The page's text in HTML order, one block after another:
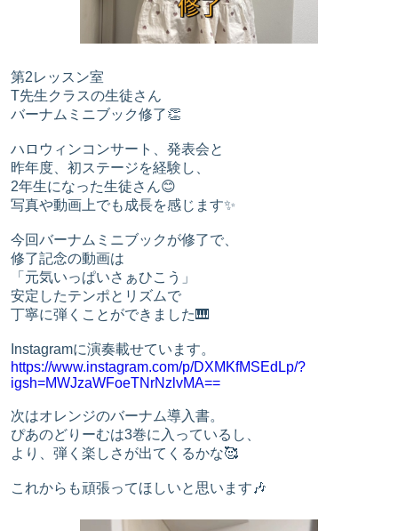
第2レッスン室
T先生クラスの生徒さん
バーナムミニブック修了👏
ハロウィンコンサート、発表会と
昨年度、初ステージを経験し、
2年生になった生徒さん😊
写真や動画上でも成長を感じます✨
今回バーナムミニブックが修了で、
修了記念の動画は
「元気いっぱいさぁひこう」
安定したテンポとリズムで
丁寧に弾くことができました🎹
Instagramに演奏載せています。
https://www.instagram.com/p/DXMKfMSEdLp/?
igsh=MWJzaWFoeTNrNzlvMA==
次はオレンジのバーナム導入書。
ぴあのどりーむは3巻に入っているし、
より、弾く楽しさが出てくるかな🥰
これからも頑張ってほしいと思います🎶